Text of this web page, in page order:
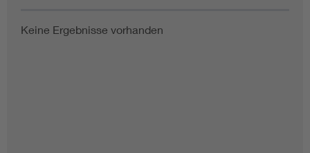
Keine Ergebnisse vorhanden